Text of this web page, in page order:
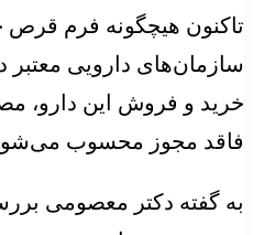
تاکنون هیچگونه فرم قرص
سازمان‌های دارویی معتبر
خرید و فروش این دارو،
فاقد مجوز محسوب
به گفته دکتر معصومی